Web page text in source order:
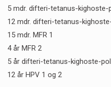
5 mdr. difteri-tetanus-kighoste-
12 mdr. difteri-tetanus-
15 mdr. MFR 1
4 år MFR 2
5 år difteri-tetanus-kighoste-
12 år HPV 1 og 2